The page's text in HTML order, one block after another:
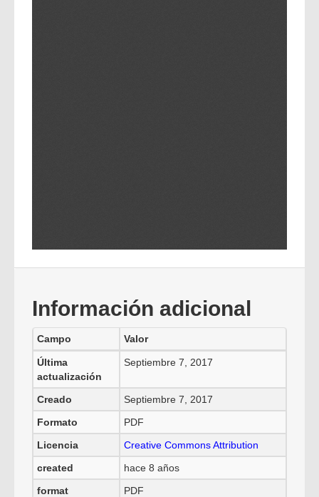
Información adicional
Campo Valor
Última
actualización
Septiembre 7, 2017
Creado
Septiembre 7, 2017
Formato
PDF
Licencia
Creative Commons Attribution
created
hace 8 años
format
PDF